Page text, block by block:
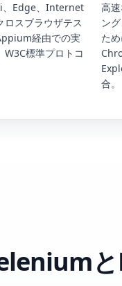
、Edge、Internet
スブラウザテス
経由での実
標準プロトコ
高
ン
た
合。